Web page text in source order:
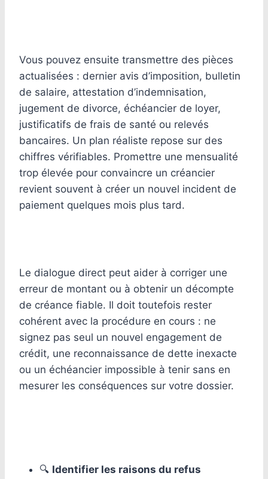
Vous pouvez ensuite transmettre des pièces
actualisées : dernier avis d’imposition, bulletin
de salaire, attestation d’indemnisation,
jugement de divorce, échéancier de loyer,
justificatifs de frais de santé ou relevés
bancaires. Un plan réaliste repose sur des
chiffres vérifiables. Promettre une mensualité
trop élevée pour convaincre un créancier
revient souvent à créer un nouvel incident de
paiement quelques mois plus tard.
Le dialogue direct peut aider à corriger une
erreur de montant ou à obtenir un décompte
de créance fiable. Il doit toutefois rester
cohérent avec la procédure en cours : ne
signez pas seul un nouvel engagement de
crédit, une reconnaissance de dette inexacte
ou un échéancier impossible à tenir sans en
mesurer les conséquences sur votre dossier.
🔍 Identifier les raisons du refus